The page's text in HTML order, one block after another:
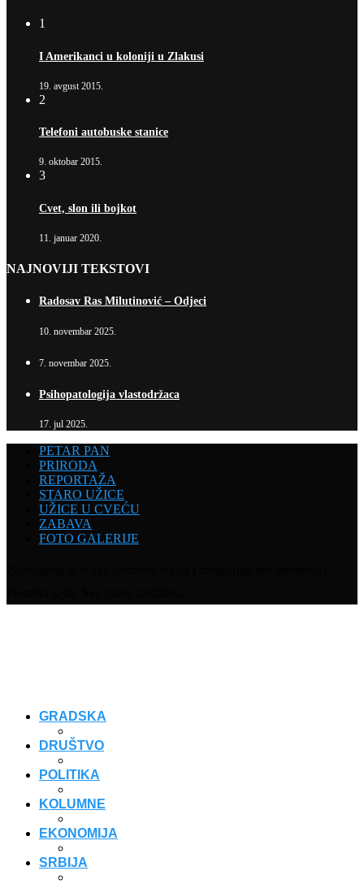
1
I Amerikanci u koloniji u Zlakusi
19. avgust 2015.
2
Telefoni autobuske stanice
9. oktobar 2015.
3
Cvet, slon ili bojkot
11. januar 2020.
NAJNOVIJI TEKSTOVI
Radosav Ras Milutinović – Odjeci
10. novembar 2025.
7. novembar 2025.
Psihopatologija vlastodržaca
17. jul 2025.
PETAR PAN
PRIRODA
REPORTAŽA
STARO UŽICE
UŽICE U CVEĆU
ZABAVA
FOTO GALERIJE
GRADSKA
DRUŠTVO
POLITIKA
KOLUMNE
EKONOMIJA
SRBIJA